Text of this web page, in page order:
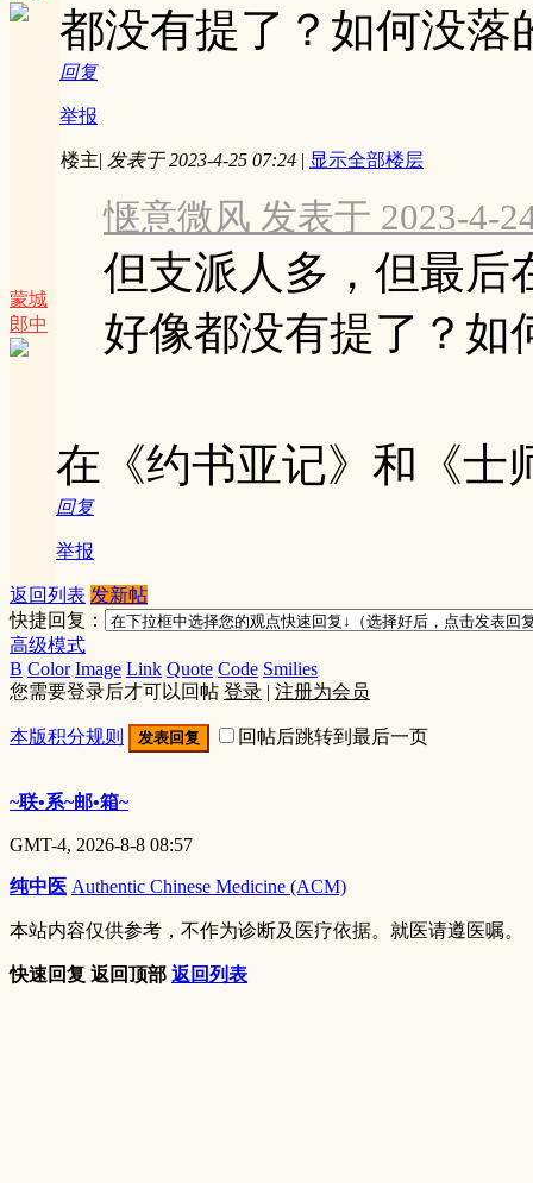
都没有提了？如何没落
回复
举报
蒙城
郎中
楼主| 发表于 2023-4-25 07:24 | 显示全部楼层
惬意微风 发表于 2023-4-
但支派人多，但最后
好像都没有提了？如
在《约书亚记》和《士
回复
举报
返回列表 发新帖
快捷回复：
高级模式
B Color Image Link Quote Code Smilies
您需要登录后才可以回帖 登录 | 注册为会员
本版积分规则 发表回复 回帖后跳转到最后一页
~联•系~邮•箱~
GMT-4, 2026-8-8 08:57
纯中医 Authentic Chinese Medicine (ACM)
本站内容仅供参考，不作为诊断及医疗依据。就医请遵医嘱。
快速回复 返回顶部 返回列表